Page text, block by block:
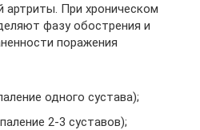
артриты. При хроническом
фазу обострения и
поражения
одного сустава);
2-3 суставов);